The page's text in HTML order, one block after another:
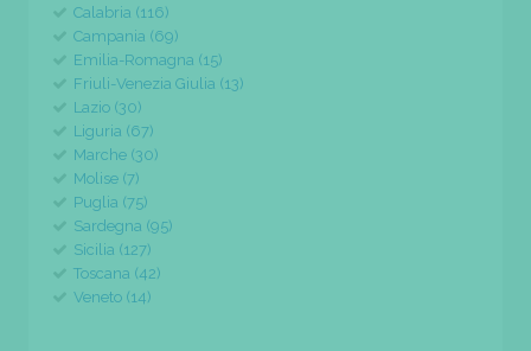
Calabria (116)
Campania (69)
Emilia-Romagna (15)
Friuli-Venezia Giulia (13)
Lazio (30)
Liguria (67)
Marche (30)
Molise (7)
Puglia (75)
Sardegna (95)
Sicilia (127)
Toscana (42)
Veneto (14)